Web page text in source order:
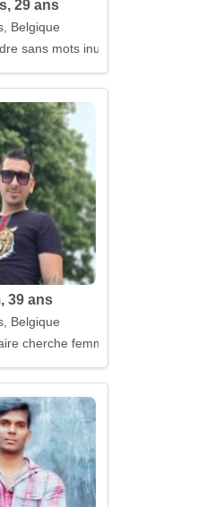
29 ans
Belgique
sans mots inutiles
39 ans
Belgique
cherche femme